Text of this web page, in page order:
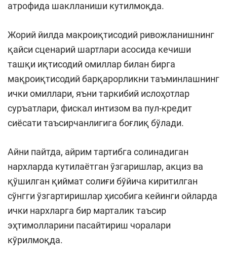
атрофида шаклланиши кутилмоқда.
Жорий йилда макроиқтисодий ривожланишнинг
қайси сценарий шартлари асосида кечиши
ташқи иқтисодий омиллар билан бирга
мақроиқтисодий барқарорликни таъминлашнинг
ички омиллари, яъни таркибий ислоҳотлар
суръатлари, фискал интизом ва пул-кредит
сиёсати таъсирчанлигига боғлиқ бўлади.
Айни пайтда, айрим тартибга солинадиган
нархларда кутилаётган ўзгаришлар, акциз ва
қўшилган қиймат солиғи бўйича киритилган
сўнгги ўзгартиришлар ҳисобига кейинги ойларда
ички нархларга бир марталик таъсир
эҳтимолларини пасайтириш чоралари
кўрилмоқда.